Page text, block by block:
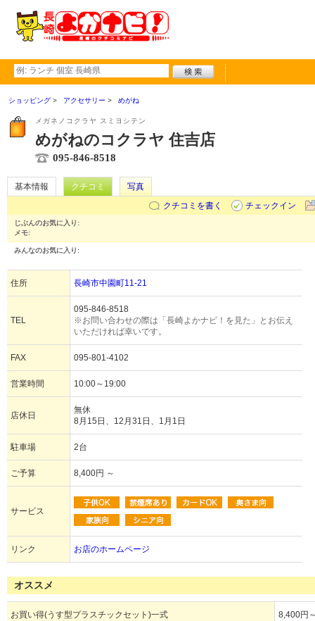
ショッピング アクセサリー めがね
メガネノコクラヤ スミヨシテン
めがねのコクラヤ 住吉店
095-846-8518
基本情報 クチコミ
写真
クチコミを書く
チェックイン
じぶんのお気に入り:
メモ:
みんなのお気に入り:
住所 長崎市中園町11-21
TEL
095-846-8518
※お問い合わせの際は「長崎よかナビ！を見た」とお伝え
いただければ幸いです。
FAX 095-801-4102
営業時間 10:00～19:00
店休日
無休
8月15日、12月31日、1月1日
駐車場 2台
ご予算 8,400円 ～
サービス
リンク お店のホームページ
オススメ
お買い得(うす型プラスチックセット)一式 8,400円